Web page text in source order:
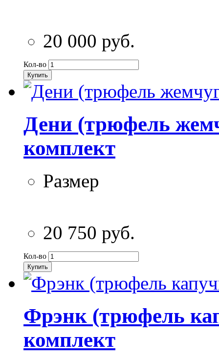
20 000 руб.
Кол-во
Купить
Дени (трюфель
комплект
Размер
20 750 руб.
Кол-во
Купить
Фрэнк (трюфель
комплект